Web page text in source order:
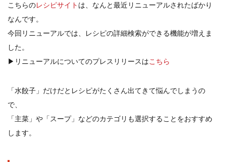
こちらのレシピサイト は、なんと最近リニューアルされたばかり
なんです。
今回リニューアルでは、レシピの詳細検索ができる機能が増えま
した。
▶リニューアルについてのプレスリリースはこちら
「水餃子」だけだとレシピがたくさん出てきて悩んでしまうの
で、
「主菜」や「スープ」などのカテゴリも選択することをおすすめ
します。